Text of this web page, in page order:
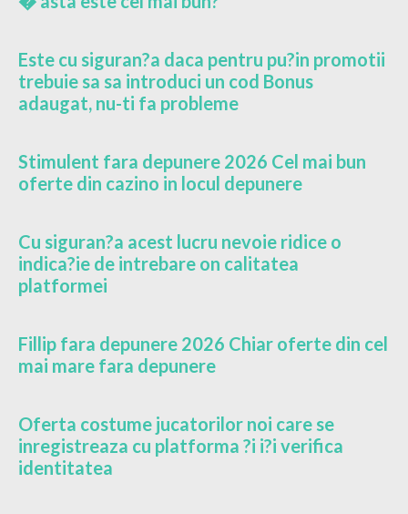
Este cu siguran?a daca pentru pu?in promotii
trebuie sa sa introduci un cod Bonus
adaugat, nu-ti fa probleme
Stimulent fara depunere 2026 Cel mai bun
oferte din cazino in locul depunere
Cu siguran?a acest lucru nevoie ridice o
indica?ie de intrebare on calitatea
platformei
Fillip fara depunere 2026 Chiar oferte din cel
mai mare fara depunere
Oferta costume jucatorilor noi care se
inregistreaza cu platforma ?i i?i verifica
identitatea